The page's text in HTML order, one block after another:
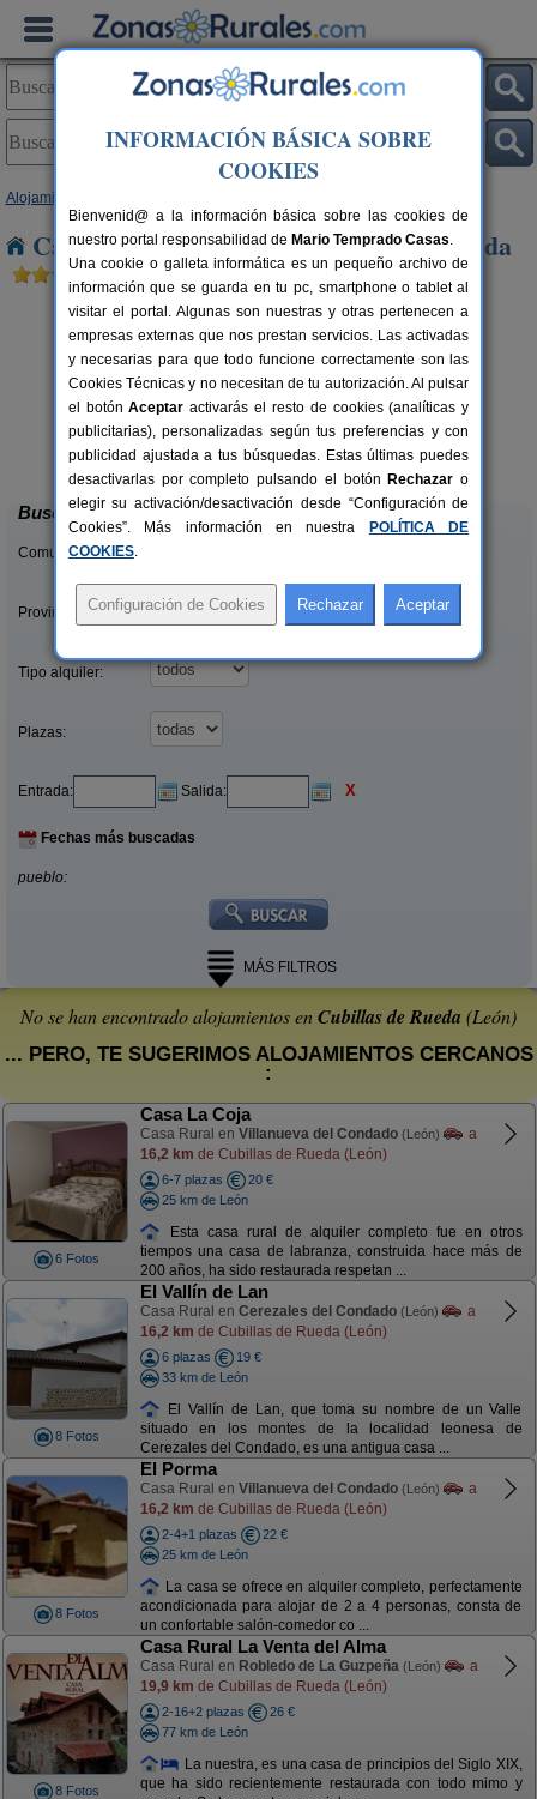
Alojamientos
Casas Rurales cerca de Cubillas de Rueda
8+1 pers.
desde27 €
Complejo Rural Aguas Frías
La Omañuela (León)
Buscar
Comunidades:
Provincias/Islas:
Tipo alquiler:
Plazas:
Entrada: Salida: X
Fechas más buscadas
pueblo:
MÁS FILTROS
No se han encontrado alojamientos enCubillas de Rueda (León)
... PERO, TE SUGERIMOS ALOJAMIENTOS CERCANOS
:
6 Fotos
Casa La Coja
Casa Rural en Villanueva del Condado (León)
a
16,2 km de Cubillas de Rueda (León)
6-7 plazas
20 €
25 km de León
Esta casa rural de alquiler completo fue en otros
tiempos una casa de labranza, construida hace más de
200 años, ha sido restaurada respetan ...
8 Fotos
El Vallín de Lan
Casa Rural en Cerezales del Condado (León)
a
16,2 km de Cubillas de Rueda (León)
6 plazas
19 €
33 km de León
El Vallín de Lan, que toma su nombre de un Valle
situado en los montes de la localidad leonesa de
Cerezales del Condado, es una antigua casa ...
8 Fotos
El Porma
Casa Rural en Villanueva del Condado (León)
a
16,2 km de Cubillas de Rueda (León)
2-4+1 plazas
22 €
25 km de León
La casa se ofrece en alquiler completo, perfectamente
acondicionada para alojar de 2 a 4 personas, consta de
un confortable salón-comedor co ...
8 Fotos
Casa Rural La Venta del Alma
Casa Rural en Robledo de La Guzpeña (León)
a
19,9 km de Cubillas de Rueda (León)
2-16+2 plazas
26 €
77 km de León
La nuestra, es una casa de principios del Siglo XIX,
que ha sido recientemente restaurada con todo mimo y
INFORMACIÓN BÁSICA SOBRE
COOKIES
Bienvenid@ a la información básica sobre las cookies de
nuestro portal responsabilidad de Mario Temprado Casas.
Una cookie o galleta informática es un pequeño archivo de
información que se guarda en tu pc, smartphone o tablet al
visitar el portal. Algunas son nuestras y otras pertenecen a
empresas externas que nos prestan servicios. Las activadas
y necesarias para que todo funcione correctamente son las
Cookies Técnicas y no necesitan de tu autorización. Al pulsar
el botónAceptar activarás el resto de cookies (analíticas y
publicitarias), personalizadas según tus preferencias y con
publicidad ajustada a tus búsquedas. Estas últimas puedes
desactivarlas por completo pulsando el botón Rechazar o
elegir su activación/desactivación desde “Configuración de
Cookies”. Más información en nuestra
POLÍTICA DE
COOKIES.